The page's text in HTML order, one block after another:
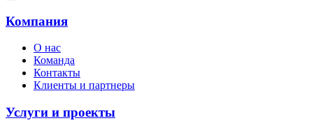
Компания
О нас
Команда
Контакты
Клиенты и партнеры
Услуги и проекты